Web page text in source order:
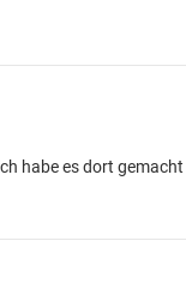
habe es dort